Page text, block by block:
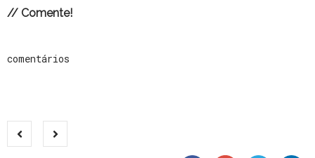
// Comente!
comentários